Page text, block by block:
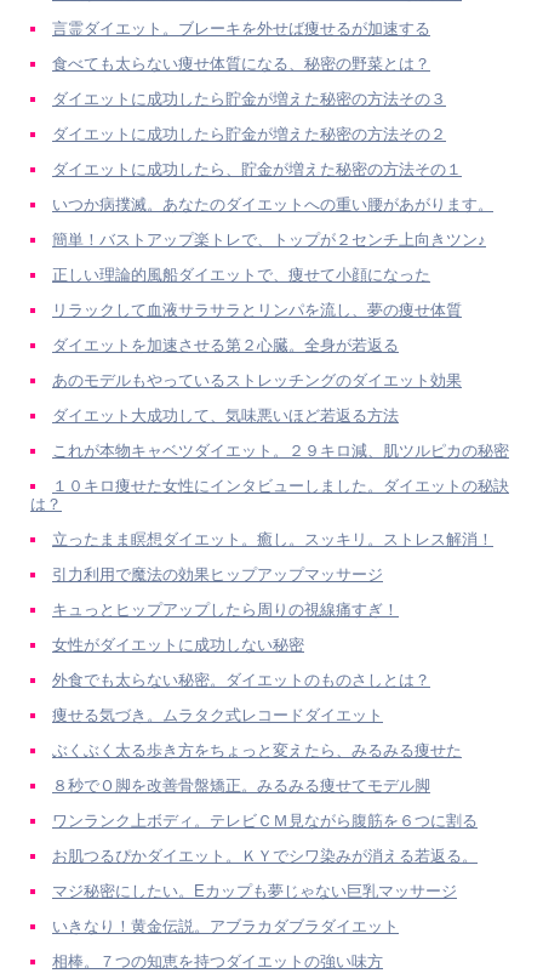
言霊ダイエット。ブレーキを外せば痩せるが加速する
食べても太らない痩せ体質になる、秘密の野菜とは？
ダイエットに成功したら貯金が増えた秘密の方法その３
ダイエットに成功したら貯金が増えた秘密の方法その２
ダイエットに成功したら、貯金が増えた秘密の方法その１
いつか病撲滅。あなたのダイエットへの重い腰があがります。
簡単！バストアップ楽トレで、トップが２センチ上向きツン♪
正しい理論的風船ダイエットで、痩せて小顔になった
リラックして血液サラサラとリンパを流し、夢の痩せ体質
ダイエットを加速させる第２心臓。全身が若返る
あのモデルもやっているストレッチングのダイエット効果
ダイエット大成功して、気味悪いほど若返る方法
これが本物キャベツダイエット。２９キロ減、肌ツルピカの秘密
１０キロ痩せた女性にインタビューしました。ダイエットの秘訣
は？
立ったまま瞑想ダイエット。癒し。スッキリ。ストレス解消！
引力利用で魔法の効果ヒップアップマッサージ
キュっとヒップアップしたら周りの視線痛すぎ！
女性がダイエットに成功しない秘密
外食でも太らない秘密。ダイエットのものさしとは？
痩せる気づき。ムラタク式レコードダイエット
ぶくぶく太る歩き方をちょっと変えたら、みるみる痩せた
８秒でＯ脚を改善骨盤矯正。みるみる痩せてモデル脚
ワンランク上ボディ。テレビＣＭ見ながら腹筋を６つに割る
お肌つるぴかダイエット。ＫＹでシワ染みが消える若返る。
マジ秘密にしたい。Eカップも夢じゃない巨乳マッサージ
いきなり！黄金伝説。アブラカダブラダイエット
相棒。７つの知恵を持つダイエットの強い味方